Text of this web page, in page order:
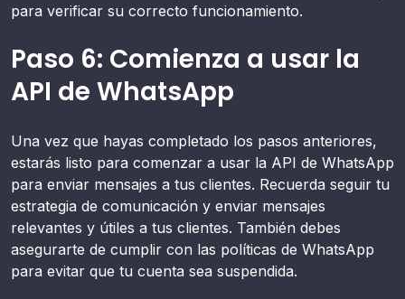
para verificar su correcto funcionamiento.
Paso 6: Comienza a usar la
API de WhatsApp
Una vez que hayas completado los pasos anteriores,
estarás listo para comenzar a usar la API de WhatsApp
para enviar mensajes a tus clientes. Recuerda seguir tu
estrategia de comunicación y enviar mensajes
relevantes y útiles a tus clientes. También debes
asegurarte de cumplir con las políticas de WhatsApp
para evitar que tu cuenta sea suspendida.